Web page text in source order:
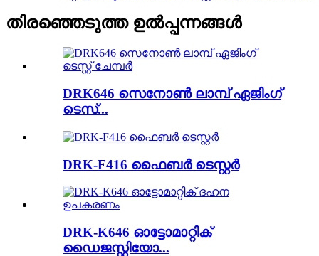
തിരഞ്ഞെടുത്ത ഉൽപ്പന്നങ്ങൾ
DRK646 സെനോൺ ലാമ്പ് ഏജിംഗ്
ടെസ്...
DRK-F416 ഫൈബർ ടെസ്റ്റർ
DRK-K646 ഓട്ടോമാറ്റിക്
ഡൈജസ്റ്റിയോ...